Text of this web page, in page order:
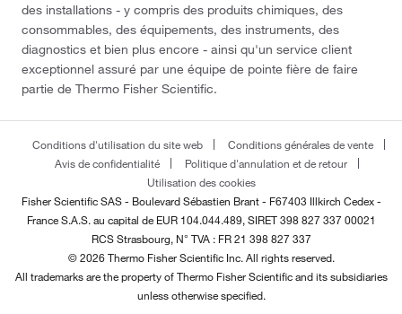
des installations - y compris des produits chimiques, des
consommables, des équipements, des instruments, des
diagnostics et bien plus encore - ainsi qu'un service client
exceptionnel assuré par une équipe de pointe fière de faire
partie de Thermo Fisher Scientific.
Conditions d'utilisation du site web
Conditions générales de vente
Avis de confidentialité
Politique d'annulation et de retour
Utilisation des cookies
Fisher Scientific SAS - Boulevard Sébastien Brant - F67403 Illkirch Cedex -
FranceS.A.S. au capital de EUR 104.044.489, SIRET 398 827 337 00021
RCS Strasbourg, N° TVA : FR 21 398 827 337
© 2026 Thermo Fisher Scientific Inc. All rights reserved.
All trademarks are the property of Thermo Fisher Scientific and its subsidiaries
unless otherwise specified.